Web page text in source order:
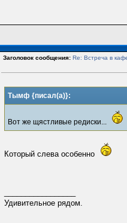
Заголовок сообщения: Re: Встреча в
Тымф {писал(а)}:
Вот же щястливые редиски...
Который слева особенно
Удивительное рядом.